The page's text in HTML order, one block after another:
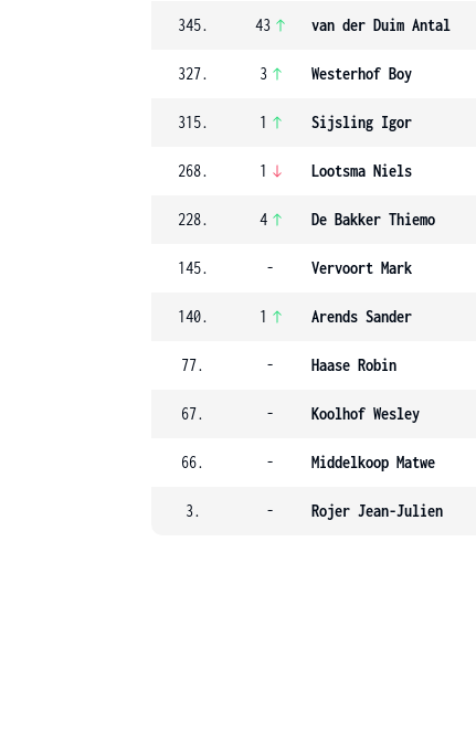
345. 43 van der Duim Antal
327. 3 Westerhof Boy
315. 1 Sijsling Igor
268. 1 Lootsma Niels
228. 4 De Bakker Thiemo
145. - Vervoort Mark
140. 1 Arends Sander
77. - Haase Robin
67. - Koolhof Wesley
66. - Middelkoop Matwe
3. - Rojer Jean-Julien